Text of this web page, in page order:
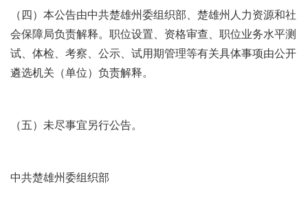
（四）本公告由中共楚雄州委组织部、楚雄州人力资源和社
会保障局负责解释。职位设置、资格审查、职位业务水平测
试、体检、考察、公示、试用期管理等有关具体事项由公开
遴选机关（单位）负责解释。
（五）未尽事宜另行公告。
中共楚雄州委组织部